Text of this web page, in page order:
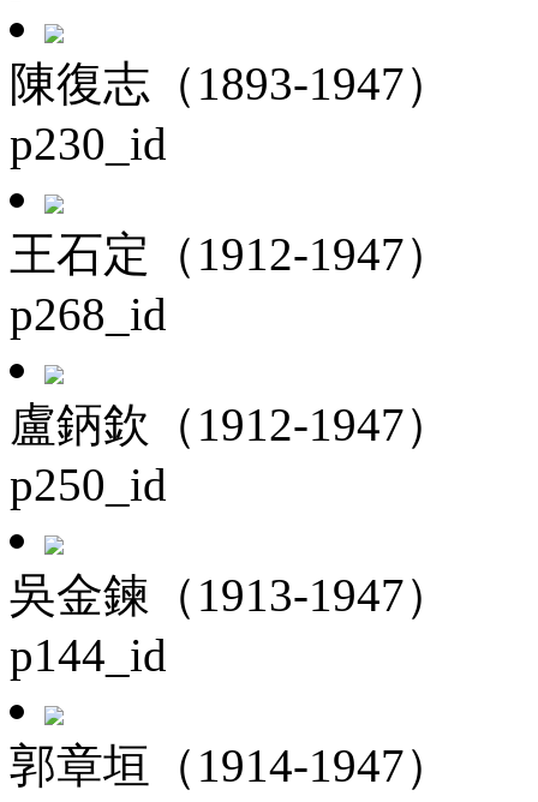
陳復志（1893-1947）
p230_id
王石定（1912-1947）
p268_id
盧鈵欽（1912-1947）
p250_id
吳金鍊（1913-1947）
p144_id
郭章垣（1914-1947）